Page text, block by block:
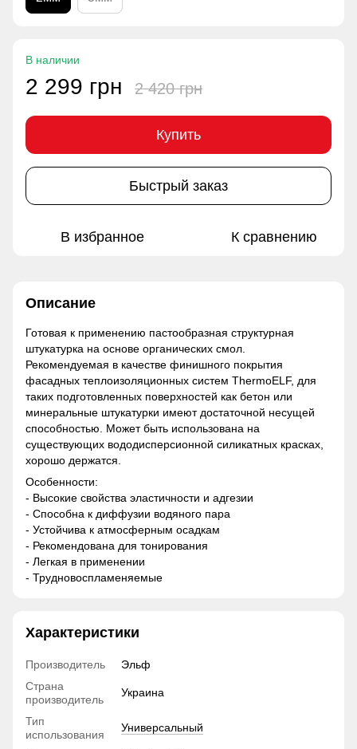
В наличии
2 299 грн 2 420 грн
Купить
Быстрый заказ
В избранное К сравнению
Описание
Готовая к применению пастообразная структурная
штукатурка на основе органических смол.
Рекомендуемая в качестве финишного покрытия
фасадных теплоизоляционных систем ThermoELF, для
таких подготовленных поверхностей как бетон или
минеральные штукатурки имеют достаточной несущей
способностью. Может быть использована на
существующих вододисперсионной силикатных красках,
хорошо держатся.
Особенности:
- Высокие свойства эластичности и адгезии
- Способна к диффузии водяного пара
- Устойчива к атмосферным осадкам
- Рекомендована для тонирования
- Легкая в применении
- Трудновоспламеняемые
Характеристики
Производитель
Эльф
Страна
производитель
Украина
Тип
использования
Универсальный